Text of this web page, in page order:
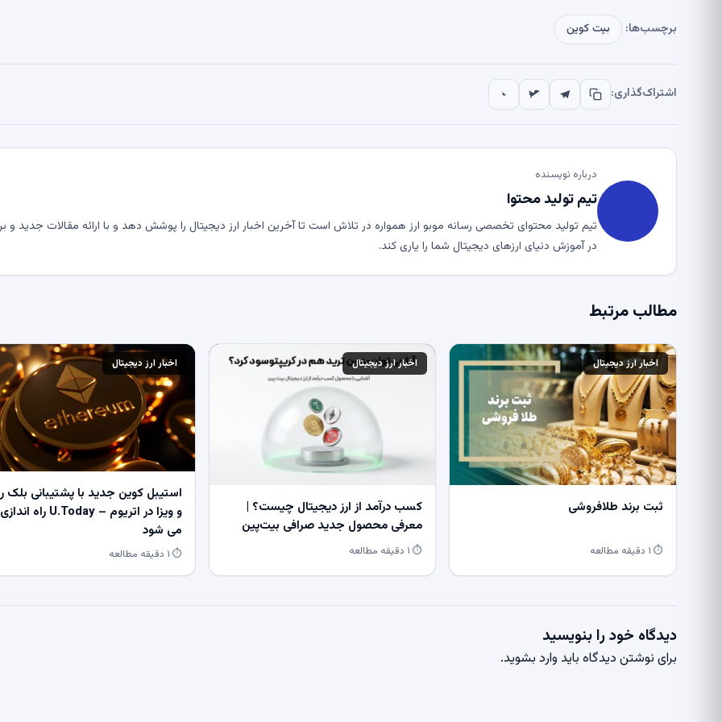
برچسب‌ها: بیت کوین
اشتراک‌گذاری:
درباره نویسنده
تیم تولید محتوا
تیم تولید محتوای تخصصی رسانه موبو ارز همواره در تلاش است تا آخرین اخبار ارز دیجیتال را پوشش دهد و با ارائه مقالات جدید و
در آموزش دنیای ارزهای دیجیتال شما را یاری کند.
مطالب مرتبط
اخبار ارز دیجیتال
ثبت برند طلافروشی
⏱ ۱ دقیقه مطالعه
اخبار ارز دیجیتال
کسب درآمد از ارز دیجیتال چیست؟ |
معرفی محصول جدید صرافی بیت‌پین
⏱ ۱ دقیقه مطالعه
اخبار ارز دیجیتال
استیبل کوین جدید با پشتیبانی بلک
و ویزا در اتریوم – U.Today راه اندازی
می شود
⏱ ۱ دقیقه مطالعه
دیدگاه خود را بنویسید
برای نوشتن دیدگاه باید وارد بشوید.